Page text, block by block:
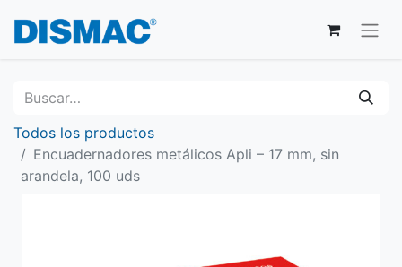
Todos los productos
Encuadernadores metálicos Apli – 17 mm, sin
arandela, 100 uds